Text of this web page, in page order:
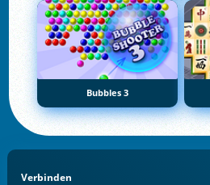
Bubbles 3
Verbinden